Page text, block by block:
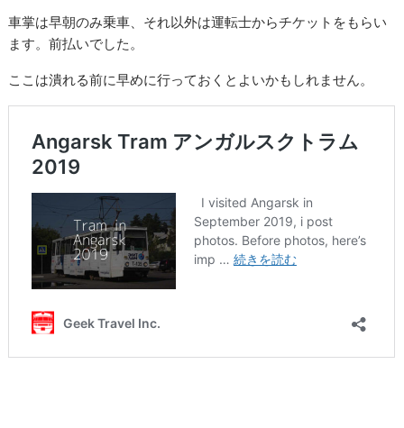
車掌は早朝のみ乗車、それ以外は運転士からチケットをもらい
ます。前払いでした。
ここは潰れる前に早めに行っておくとよいかもしれません。